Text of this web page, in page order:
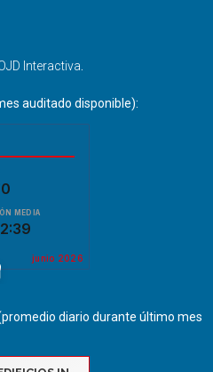
Interactiva
auditado disponible):
(promedio diario durante último mes